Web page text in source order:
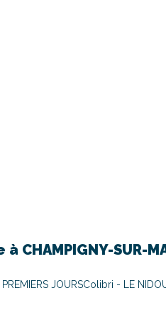
à CHAMPIGNY-SUR-
JOURSColibri - LE